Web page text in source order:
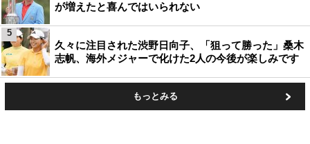
が増えたと喜んではいられない
久々に注目された渋野日向子、「狙って勝った」桑木
志帆、海外メジャーで化けた2人の今後が楽しみです
5
もっとみる